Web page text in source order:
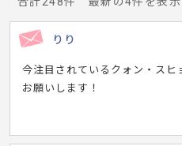
りり
今注目されているクォン・スヒ
お願いします！